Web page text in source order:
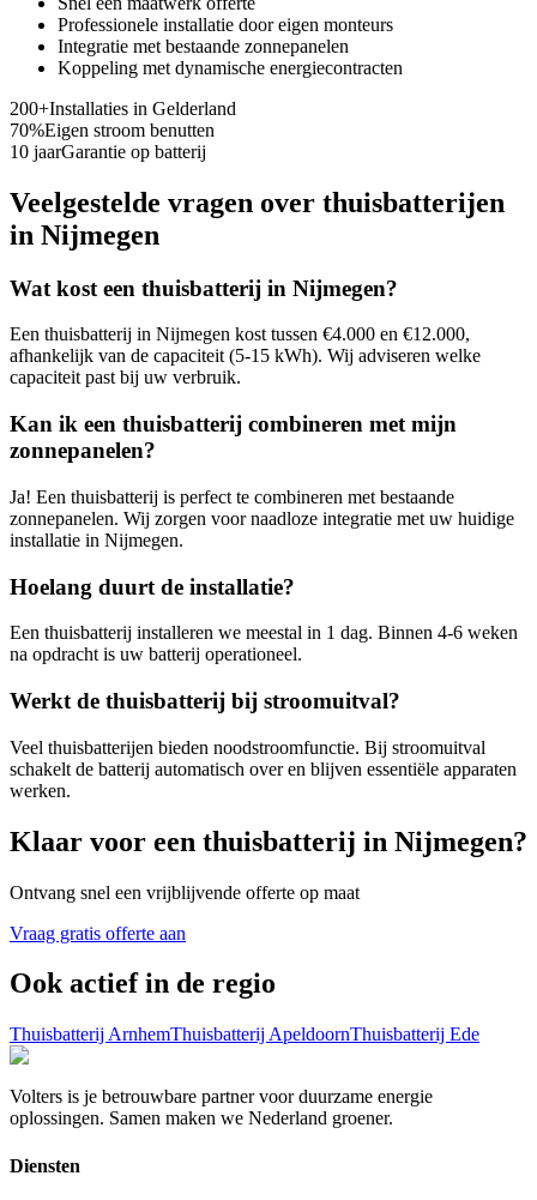
Professionele installatie door eigen monteurs
Integratie met bestaande zonnepanelen
Koppeling met dynamische energiecontracten
200+Installaties in Gelderland
70%Eigen stroom benutten
10 jaarGarantie op batterij
Veelgestelde vragen over thuisbatterijen
in Nijmegen
Wat kost een thuisbatterij in Nijmegen?
Een thuisbatterij in Nijmegen kost tussen €4.000 en €12.000,
afhankelijk van de capaciteit (5-15 kWh). Wij adviseren welke
capaciteit past bij uw verbruik.
Kan ik een thuisbatterij combineren met mijn
zonnepanelen?
Ja! Een thuisbatterij is perfect te combineren met bestaande
zonnepanelen. Wij zorgen voor naadloze integratie met uw huidige
installatie in Nijmegen.
Hoelang duurt de installatie?
Een thuisbatterij installeren we meestal in 1 dag. Binnen 4-6 weken
na opdracht is uw batterij operationeel.
Werkt de thuisbatterij bij stroomuitval?
Veel thuisbatterijen bieden noodstroomfunctie. Bij stroomuitval
schakelt de batterij automatisch over en blijven essentiële apparaten
werken.
Klaar voor een thuisbatterij in Nijmegen?
Ontvang snel een vrijblijvende offerte op maat
Vraag gratis offerte aan
Ook actief in de regio
Thuisbatterij ArnhemThuisbatterij ApeldoornThuisbatterij Ede
Volters is je betrouwbare partner voor duurzame energie
oplossingen. Samen maken we Nederland groener.
Diensten